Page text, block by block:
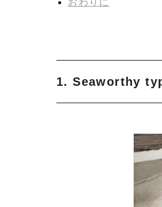
おわりに
1. Seaworthy